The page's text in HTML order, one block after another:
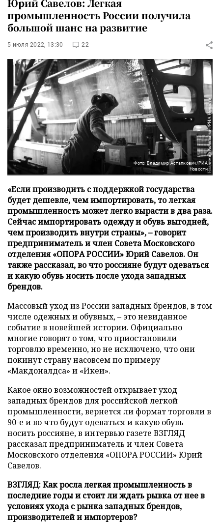
Юрий Савелов: Легкая
промышленность России получила
большой шанс на развитие
5 июля 2022, 13:30 22
Фото: Владимир Астапкович/РИА
Новости
«Если производить с поддержкой государства
будет дешевле, чем импортировать, то легкая
промышленность может легко вырасти в два раза.
Сейчас импортировать одежду и обувь выгодней,
чем производить внутри страны», – говорит
предприниматель и член Совета Московского
отделения «ОПОРА РОССИИ» Юрий Савелов. Он
также рассказал, во что россияне будут одеваться
и какую обувь носить после ухода западных
брендов.
Массовый уход из России западных брендов, в том
числе одежных и обувных, – это невиданное
событие в новейшей истории. Официально
многие говорят о том, что приостановили
торговлю временно, но не исключено, что они
покинут страну насовсем по примеру
«Макдоналдса» и «Икеи».
Какое окно возможностей открывает уход
западных брендов для российской легкой
промышленности, вернется ли формат торговли в
90-е и во что будут одеваться и какую обувь
носить россияне, в интервью газете ВЗГЛЯД
рассказал предприниматель и член Совета
Московского отделения «ОПОРА РОССИИ» Юрий
Савелов.
ВЗГЛЯД: Как росла легкая промышленность в
последние годы и стоит ли ждать рывка от нее в
условиях ухода с рынка западных брендов,
производителей и импортеров?